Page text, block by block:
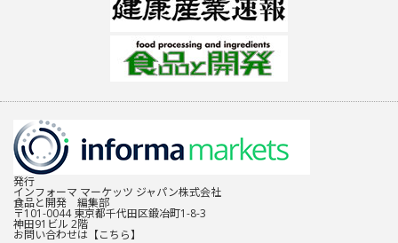
発行
インフォーマ マーケッツ ジャパン株式会社
食品と開発 編集部
〒101-0044 東京都千代田区鍛冶町1-8-3
神田91ビル 2階
お問い合わせは 【こちら】